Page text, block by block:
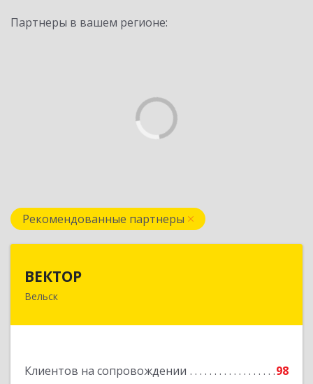
Партнеры в вашем регионе:
Рекомендованные партнеры
ВЕКТОР
Вельск
Клиентов на сопровождении
98